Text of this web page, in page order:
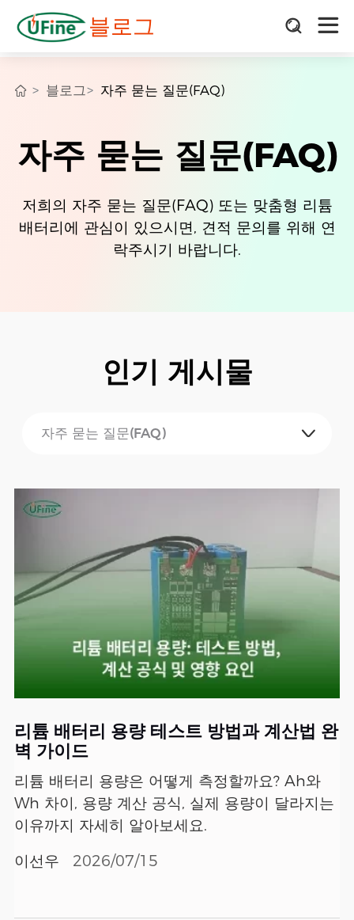
블로그
블로그 자주 묻는 질문(FAQ)
자주 묻는 질문(FAQ)
저희의 자주 묻는 질문(FAQ) 또는 맞춤형 리튬
배터리에 관심이 있으시면, 견적 문의를 위해 연
락주시기 바랍니다.
인기 게시물
리튬 배터리 용량 테스트 방법과 계산법 완
벽 가이드
리튬 배터리 용량은 어떻게 측정할까요? Ah와
Wh 차이, 용량 계산 공식, 실제 용량이 달라지는
이유까지 자세히 알아보세요.
이선우
2026/07/15